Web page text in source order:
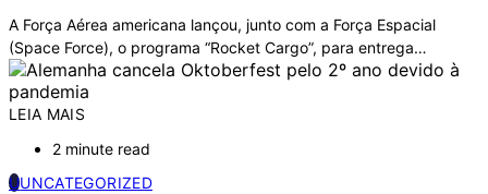
A Força Aérea americana lançou, junto com a Força Espacial
(Space Force), o programa “Rocket Cargo”, para entrega…
LEIA MAIS
2 minute read
UUNCATEGORIZED